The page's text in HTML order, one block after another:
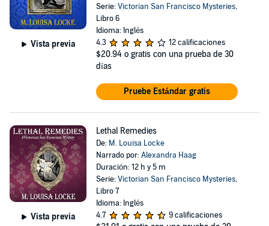
Vista previa
Serie:Victorian San Francisco Mysteries,
Libro 6
Idioma: Inglés
4.3
12 calificaciones
$20.94 o gratis con una prueba de 30
días
Pruebe Estándar gratis
Vista previa
Lethal Remedies
De: M. Louisa Locke
Narrado por:Alexandra Haag
Duración: 12 h y 5 m
Serie:Victorian San Francisco Mysteries,
Libro 7
Idioma: Inglés
4.7
9 calificaciones